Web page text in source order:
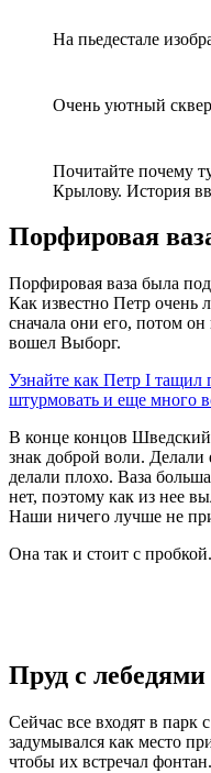
На пьедестале
Очень уютный сквер
Почитайте почему
Крылову. История
Порфировая
Порфировая ваза была
Как известно Петр очень
сначала они его, потом
вошел Выборг.
Узнайте как Петр I
штурмовать и еще много
В конце концов Шведский
знак доброй воли. Делали
делали плохо. Ваза
нет, поэтому как из нее
Наши ничего лучше не
Она так и стоит с пробкой.
Пруд с лебедями
Сейчас все входят в парк
задумывался как место
чтобы их встречал фонтан.